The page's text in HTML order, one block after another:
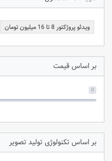
ویدئو پروژکتور 8 تا 16 میلیون تومان
بر اساس قیمت
0
تکنولوژی تولید تصویر